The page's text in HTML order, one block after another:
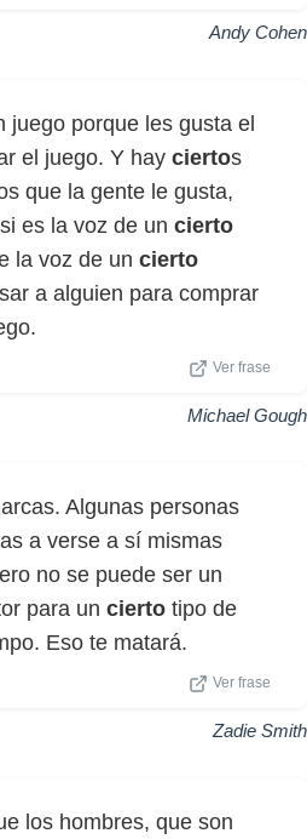
Andy Cohen
juego porque les gusta el
el juego. Y hay ciertos
que la gente le gusta,
es la voz de un cierto
la voz de un cierto
a alguien para comprar
Ver frase
Michael Gough
Algunas personas
a verse a sí mismas
no se puede ser un
para un cierto tipo de
Eso te matará.
Ver frase
Zadie Smith
los hombres, que son